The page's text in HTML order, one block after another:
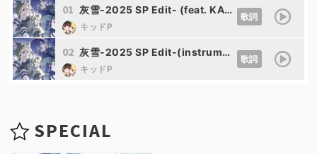
01 灰雪-2025 SP Edit- (feat. KAITO&鏡音レン)
キッドP
歌詞
02 灰雪-2025 SP Edit-(instrumental) (feat. KAITO&鏡音レン)
キッドP
歌詞
SPECIAL